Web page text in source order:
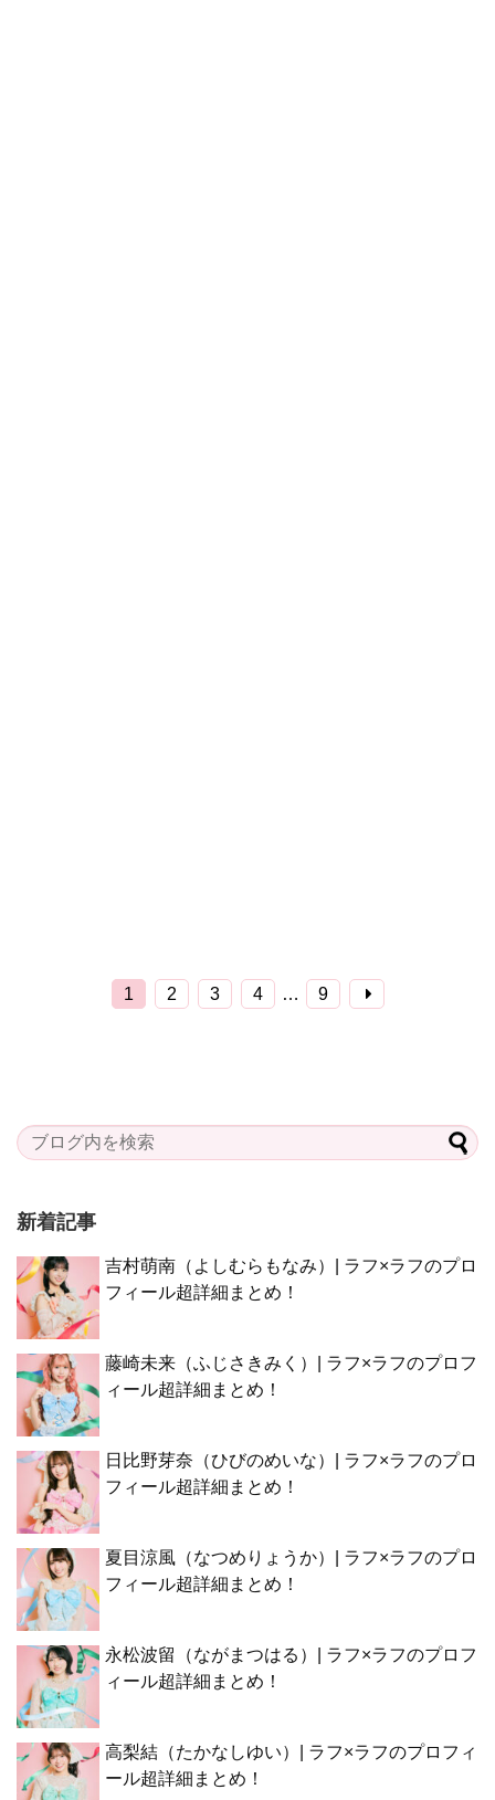
1 2 3 4 … 9
新着記事
吉村萌南（よしむらもなみ）| ラフ×ラフのプロ
フィール超詳細まとめ！
藤崎未来（ふじさきみく）| ラフ×ラフのプロフ
ィール超詳細まとめ！
日比野芽奈（ひびのめいな）| ラフ×ラフのプロ
フィール超詳細まとめ！
夏目涼風（なつめりょうか）| ラフ×ラフのプロ
フィール超詳細まとめ！
永松波留（ながまつはる）| ラフ×ラフのプロフ
ィール超詳細まとめ！
高梨結（たかなしゆい）| ラフ×ラフのプロフィ
ール超詳細まとめ！